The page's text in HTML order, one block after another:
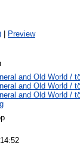
Preview
and Old World /
and Old World /
and Old World /